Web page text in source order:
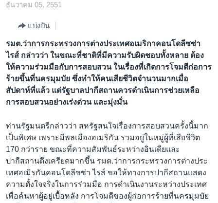
ข้าม
หลัก
ข้าม
ไป
การ
ค้นหา
สหรัฐฯ
ไทย
ธุรกิจ
วิทยาศาสตร์
สังคมและสุขภาพ
ไลฟ์สไตล์
เรียนรู้ภาษาอังกฤษ
พอดคาสต์
ติดตามเรา
ธันวาคม 05, 2551
แบ่งปัน
รมต.ว่าการกระทรวงการต่างประเทศอเมริกาคอนโดลีซซ่า
ไรส์ กล่าวว่า ในขณะที่ชาติที่มีความรับผิดชอบทั้งหลาย ต้อง
ให้ความร่วมมือกับการสอบสวน ในเรื่องที่เกิดการโจมตีก่อการ
ร้ายขึ้นที่นครมุมบัย ซึ่งทำให้คนเสียชีวิตจำนวนมากเมื่อ
สัปดาห์ที่แล้ว แต่รัฐบาลปากีสถานควรดำเนินการช่วยเหลือ
การสอบสวนอย่างเร่งด่วน และมุ่งมั่น
ท่านรัฐมนตรีกล่าวว่า สหรัฐสนใจเรื่องการสอบสวนครั้งนี้มาก
เป็นพิเศษ เพราะมีพลเมืองอเมริกัน รวมอยู่ในหมู่ผู้ที่เสียชีวิต
170 กว่าราย ขณะที่ความสัมพันธ์ระหว่างอินเดียและ
ปากีสถานตึงเครียดมากขึ้น รมต.ว่าการกระทรวงการต่างประ
เทศอเมิรกันคอนโดลีซซ่า ไรส์ ขอให้ทางการปากีสถานแสดง
ความตั้งใจจริงในการร่วมมือ การดำเนินงานระหว่างประเทศ
เพื่อค้นหาผู้อยู่เบื้อหลัง การโจมตีของผู้ก่อการร้ายที่นครมุมบัย